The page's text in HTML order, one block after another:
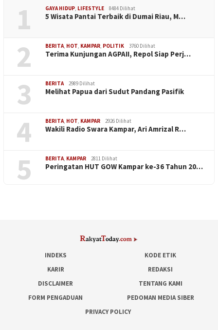
1 GAYA HIDUP, LIFESTYLE 8484 Dilihat
5 Wisata Pantai Terbaik di Dumai Riau, M…
2 BERITA, HOT, KAMPAR, POLITIK 3760 Dilihat
Terima Kunjungan AGPAII, Repol Siap Perj…
3 BERITA 2989 Dilihat
Melihat Papua dari Sudut Pandang Pasifik
4 BERITA, HOT, KAMPAR 2926 Dilihat
Wakili Radio Swara Kampar, Ari Amrizal R…
5 BERITA, KAMPAR 2811 Dilihat
Peringatan HUT GOW Kampar ke-36 Tahun 20…
INDEKS
KODE ETIK
KARIR
REDAKSI
DISCLAIMER
TENTANG KAMI
FORM PENGADUAN
PEDOMAN MEDIA SIBER
PRIVACY POLICY